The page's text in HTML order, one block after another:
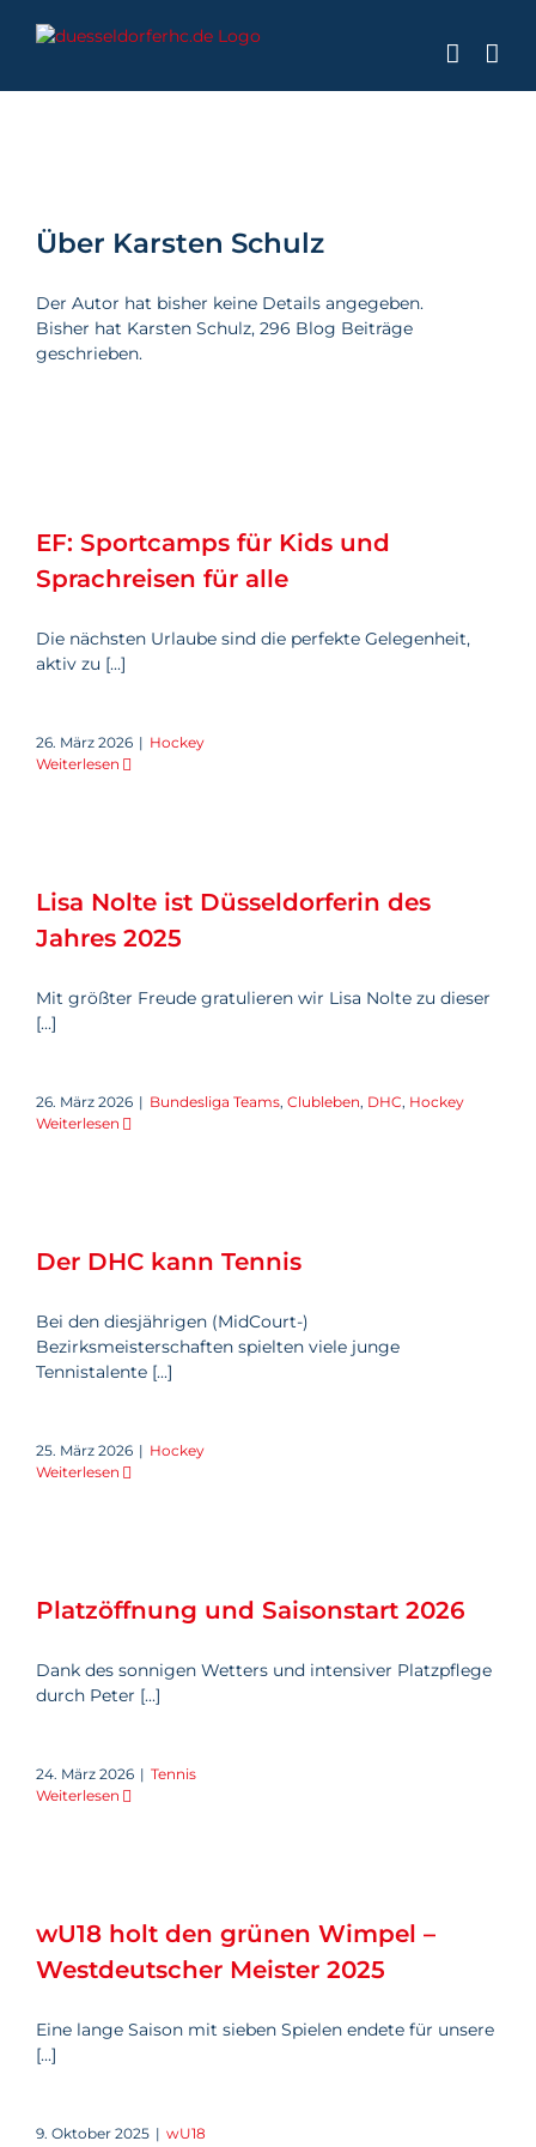
Inhalt
Über Karsten Schulz
Der Autor hat bisher keine Details angegeben.
Bisher hat Karsten Schulz, 296 Blog Beiträge
geschrieben.
EF: Sportcamps für Kids und
Sprachreisen für alle
Die nächsten Urlaube sind die perfekte Gelegenheit,
aktiv zu [...]
26. März 2026 | Hockey
Weiterlesen
Lisa Nolte ist Düsseldorferin des
Jahres 2025
Mit größter Freude gratulieren wir Lisa Nolte zu dieser
[...]
26. März 2026 | Bundesliga Teams, Clubleben, DHC, Hockey
Weiterlesen
Der DHC kann Tennis
Bei den diesjährigen (MidCourt-)
Bezirksmeisterschaften spielten viele junge
Tennistalente [...]
25. März 2026 | Hockey
Weiterlesen
Platzöffnung und Saisonstart 2026
Dank des sonnigen Wetters und intensiver Platzpflege
durch Peter [...]
24. März 2026 | Tennis
Weiterlesen
wU18 holt den grünen Wimpel –
Westdeutscher Meister 2025
Eine lange Saison mit sieben Spielen endete für unsere
[...]
9. Oktober 2025 | wU18